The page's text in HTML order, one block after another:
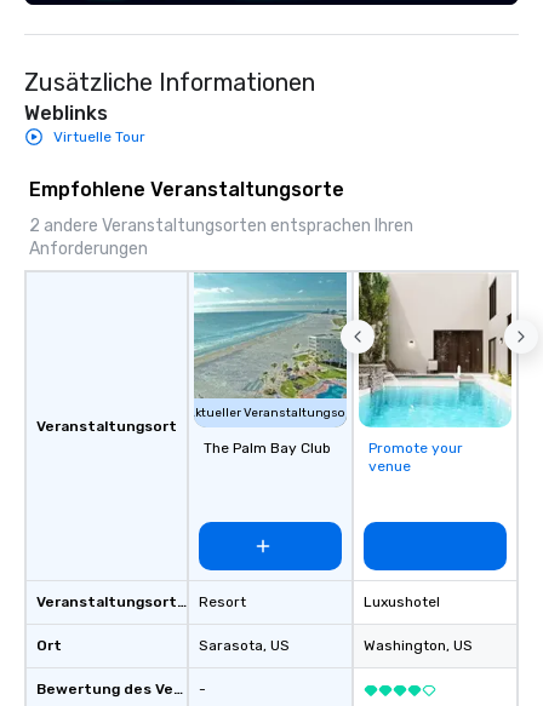
brands and agencies to turn "visions"
deliver nothing short of an
extraordinary experience, every single
time.
Zusätzliche Informationen
Weblinks
Virtuelle Tour
Empfohlene Veranstaltungsorte
2 andere Veranstaltungsorten entsprachen Ihren
Anforderungen
Veranstaltungsort
Veranstaltungsortstyp
Ort
Bewertung des Veranstaltungsortes
Aktueller Veranstaltungsort
The Palm Bay Club
Resort
Sarasota, US
-
Promote your
venue
Luxushotel
Washington, US